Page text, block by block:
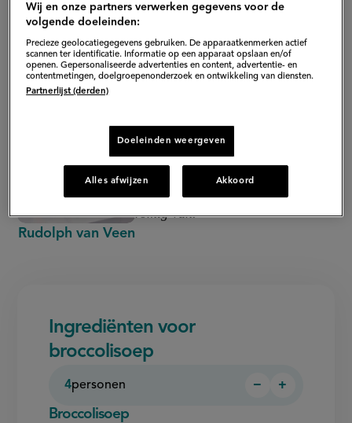
Rudolph van Veen
"Deze broccolisoep is ontzettend
gerecht zet je na één keer proeven
gelijk vaker op het menu. Mijn
geheime ingrediënt iscrème
romig van."
Ingrediënten voor
broccolisoep
4personen
Persoon
−
Persoon
+
Broccolisoep
Wij en onze partners verwerken gegevens voor de
volgende doeleinden:
Precieze geolocatiegegevens gebruiken. De apparaatkenmerken actief
scannen ter identificatie. Informatie op een apparaat opslaan en/of
openen. Gepersonaliseerde advertenties en content, advertentie- en
contentmetingen, doelgroepenonderzoek en ontwikkeling van diensten.
Partnerlijst (derden)
Doeleinden weergeven
Alles afwijzen Akkoord